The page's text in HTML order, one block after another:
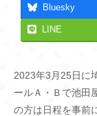
Bluesky
LINE
2023年3月25日
ールＡ・Ｂで池田
の方は日程を事前